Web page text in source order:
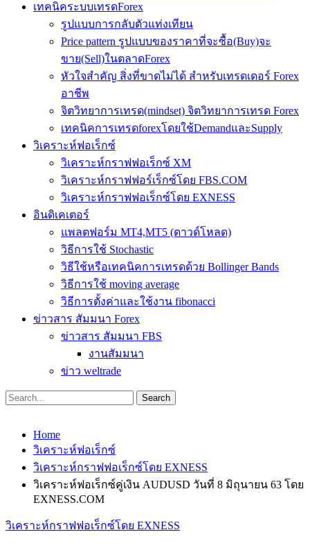
เทคนิคระบบเทรดForex
รูปแบบการกลับตัวแท่งเทียน
Price pattern รูปแบบของราคาที่จะซื้อ(Buy)จะ
ขาย(Sell)ในตลาดForex
หัวใจสำคัญ สิ่งที่ขาดไม่ได้ สำหรับเทรดเดอร์ Forex
อาชีพ
จิตวิทยาการเทรด(mindset) จิตวิทยาการเทรด Forex
เทคนิคการเทรดforexโดยใช้DemandและSupply
วิเคราะห์ฟอเร็กซ์
วิเคราะห์กราฟฟอเร็กซ์ XM
วิเคราะห์กราฟฟอร์เร็กซ์โดย FBS.COM
วิเคราะห์กราฟฟอเร็กซ์โดย EXNESS
อินดิเคเตอร์
แพลตฟอร์ม MT4,MT5 (ดาวด์โหลด)
วิธีการใช้ Stochastic
วิธีใช้หรือเทคนิคการเทรดด้วย Bollinger Bands
วิธีการใช้ moving average
วิธีการตั้งค่าและใช้งาน fibonacci
ข่าวสาร สัมมนา Forex
ข่าวสาร สัมมนา FBS
งานสัมมนา
ข่าว weltrade
Home
วิเคราะห์ฟอเร็กซ์
วิเคราะห์กราฟฟอเร็กซ์โดย EXNESS
วิเคราะห์ฟอเร็กซ์คู่เงิน AUDUSD วันที่ 8 มิถุนายน 63 โดย
EXNESS.COM
วิเคราะห์กราฟฟอเร็กซ์โดย EXNESS